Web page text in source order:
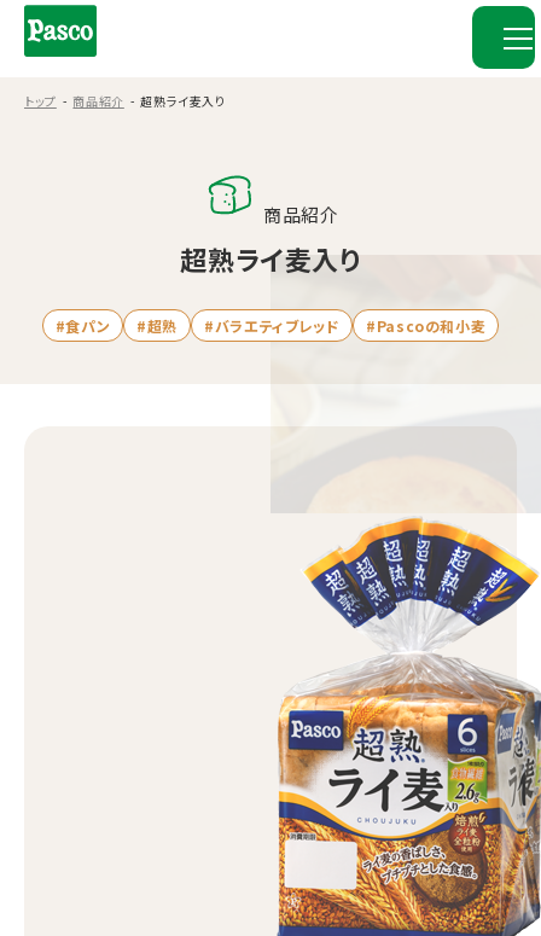
トップ 商品紹介 超熟ライ麦入り
商品紹介
超熟ライ麦入り
#食パン #超熟 #バラエティブレッド #Pascoの和小麦